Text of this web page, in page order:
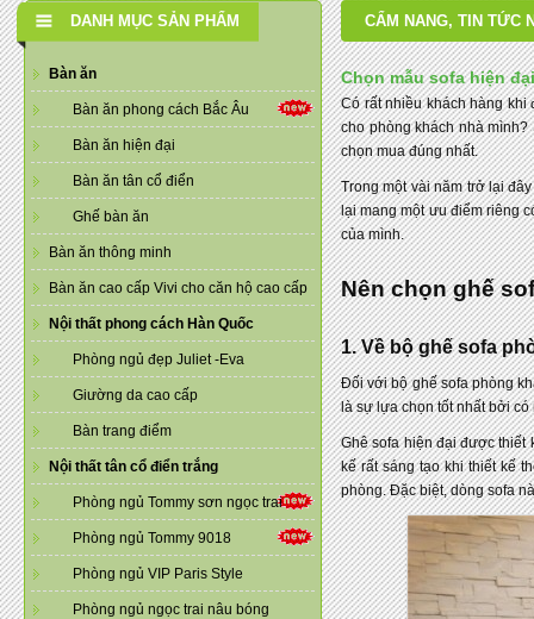
DANH MỤC SẢN PHẨM
Bàn ăn
Bàn ăn phong cách Bắc Âu
Bàn ăn hiện đại
Bàn ăn tân cổ điển
Ghế bàn ăn
Bàn ăn thông minh
Bàn ăn cao cấp Vivi cho căn hộ cao cấp
Nội thất phong cách Hàn Quốc
Phòng ngủ đẹp Juliet -Eva
Giường da cao cấp
Bàn trang điểm
Nội thất tân cổ điển trắng
Phòng ngủ Tommy sơn ngọc trai
Phòng ngủ Tommy 9018
Phòng ngủ VIP Paris Style
Phòng ngủ ngọc trai nâu bóng
CẨM NANG, TIN TỨC
Chọn mẫu sofa hiện
Có rất nhiều khách hàng khi
cho phòng khách nhà
chọn mua đúng nhất.
Trong một vài năm trở lại
lại mang một ưu điểm riêng
của mình.
Nên chọn ghế
1. Về bộ ghế sofa
Đối với bộ ghế sofa phòng
là sự lựa chọn tốt nhất bởi
Ghê sofa hiện đại được thiết
kế rất sáng tạo khi thiết kế
phòng. Đặc biệt, dòng sofa